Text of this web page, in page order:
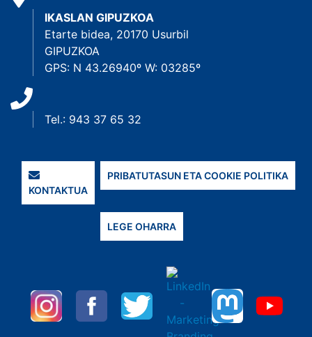
IKASLAN GIPUZKOA
Etarte bidea, 20170 Usurbil
GIPUZKOA
GPS: N 43.26940º W: 03285º
Tel.: 943 37 65 32
KONTAKTUA
PRIBATUTASUN ETA COOKIE POLITIKA
LEGE OHARRA